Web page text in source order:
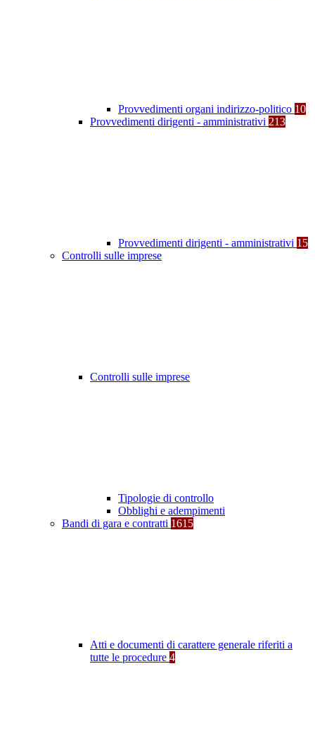
Provvedimenti organi indirizzo-politico 10
Provvedimenti dirigenti - amministrativi 213
Provvedimenti dirigenti - amministrativi 15
Controlli sulle imprese
Controlli sulle imprese
Tipologie di controllo
Obblighi e adempimenti
Bandi di gara e contratti 1615
Atti e documenti di carattere generale riferiti a
tutte le procedure 4